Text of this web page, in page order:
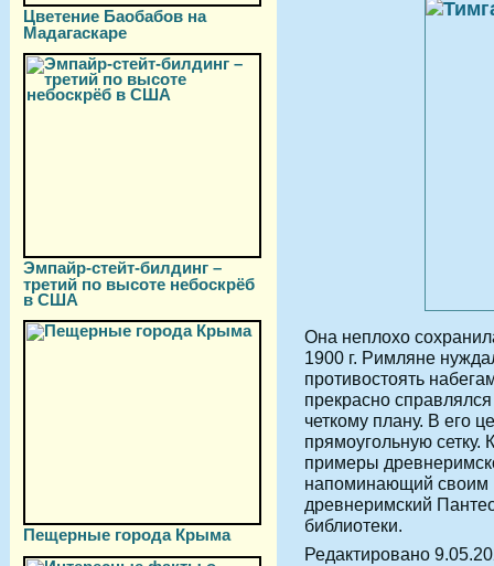
Цветение Баобабов на
Мадагаскаре
Эмпайр-стейт-билдинг –
третий по высоте небоскрёб
в США
Пещерные города Крыма
Она неплохо
1900 г. Римляне
противостоять
прекрасно
четкому плану. В его
прямоугольную
примеры
напоминающий
древнеримский
библиотеки.
Редактировано